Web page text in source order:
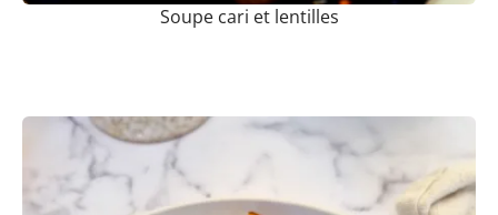
Soupe cari et lentilles